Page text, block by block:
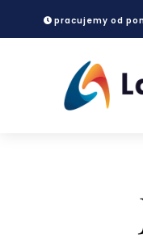
pracujemy od